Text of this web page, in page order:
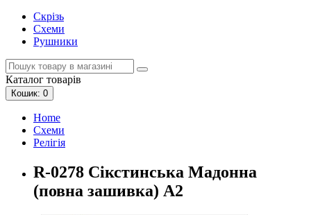
Скрізь
Схеми
Рушники
Каталог товарів
Кошик: 0
Home
Схеми
Релігія
R-0278 Сікстинська Мадонна
(повна зашивка) А2